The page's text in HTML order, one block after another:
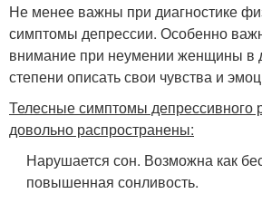
Не менее важны при диагностике
симптомы депрессии. Особенно
внимание при неумении женщины в
степени описать свои чувства и
Телесные симптомы депрессивного
довольно распространены:
Нарушается сон. Возможна как
повышенная сонливость.